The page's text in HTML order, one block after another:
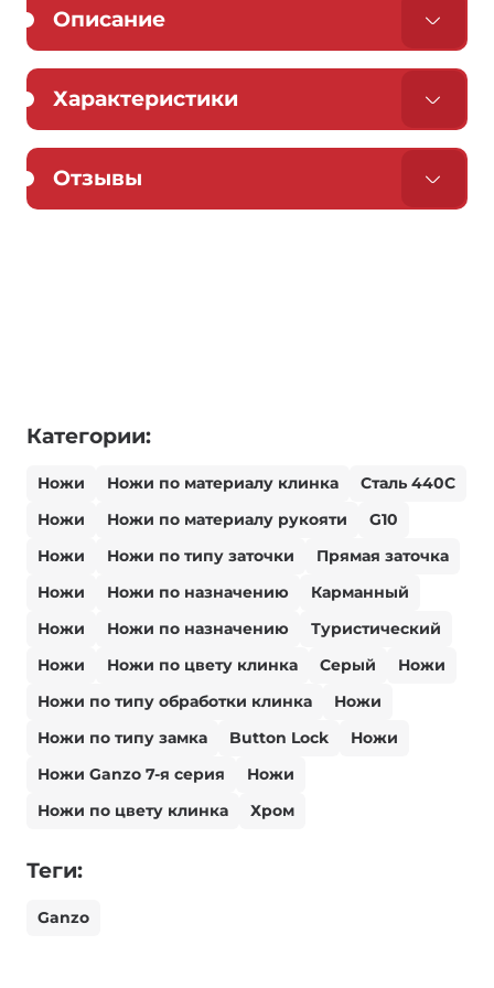
Описание
Характеристики
Отзывы
Категории:
Ножи Ножи по материалу клинка
Сталь 440С
Ножи
Ножи по материалу рукояти
G10
Ножи
Ножи по типу заточки
Прямая заточка
Ножи
Ножи по назначению
Карманный
Ножи
Ножи по назначению
Туристический
Ножи
Ножи по цвету клинка Серый
Ножи
Ножи по типу обработки клинка
Ножи
Ножи по типу замка
Button Lock
Ножи
Ножи Ganzo 7-я серия
Ножи
Ножи по цвету клинка
Хром
Теги:
Ganzo